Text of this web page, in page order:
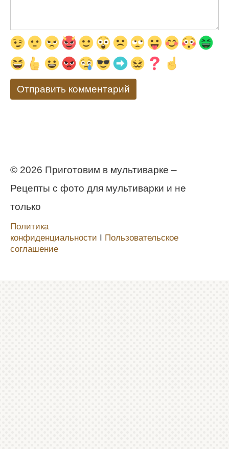
© 2026 Приготовим в мультиварке –
Рецепты с фото для мультиварки и не
только
Политика
конфиденциальности Ι Пользовательское
соглашение